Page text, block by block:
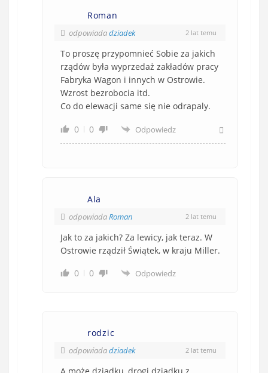
Roman
odpowiadadziadek 2 lat temu
To proszę przypomnieć Sobie za jakich
rządów była wyprzedaż zakładów pracy
Fabryka Wagon i innych w Ostrowie.
Wzrost bezrobocia itd.
Co do elewacji same się nie odrapaly.
0 0 Odpowiedz
Ala
odpowiadaRoman 2 lat temu
Jak to za jakich? Za lewicy, jak teraz. W
Ostrowie rządził Świątek, w kraju Miller.
0
0 Odpowiedz
rodzic
odpowiadadziadek 2 lat temu
A może dziadku, drogi dziadku z